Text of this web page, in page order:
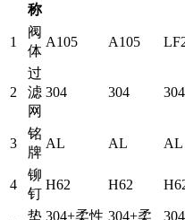
称
1
阀
体
A105 A105
2
过
滤
网
304 304 304
3
铭
牌
AL AL AL
4
铆
钉
H62 H62
垫 304+柔性 304+柔